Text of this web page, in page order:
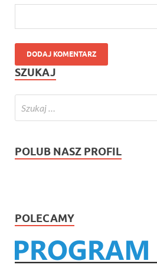
SZUKAJ
POLUB NASZ PROFIL
POLECAMY